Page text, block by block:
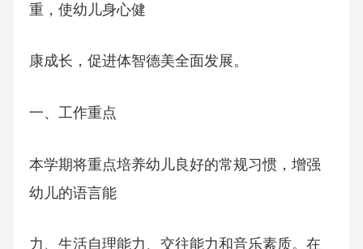
重，使幼儿身心健
康成长，促进体智德美全面发展。
一、工作重点
本学期将重点培养幼儿良好的常规习惯，增强
幼儿的语言能
力、生活自理能力、交往能力和音乐素质。在